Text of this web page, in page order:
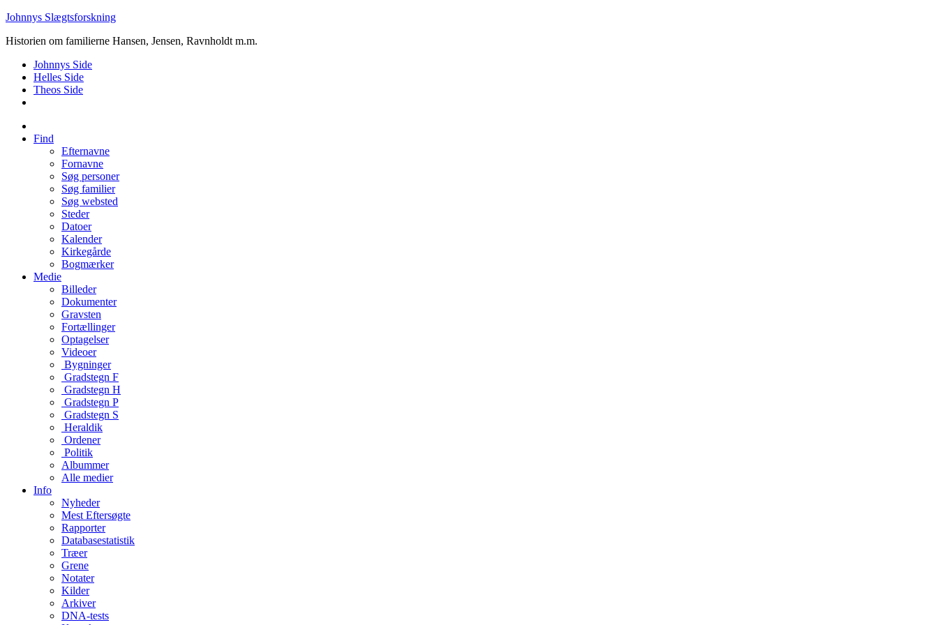
Johnnys Slægtsforskning
Historien om familierne Hansen, Jensen, Ravnholdt m.m.
Johnnys Side
Helles Side
Theos Side
Find
Efternavne
Fornavne
Søg personer
Søg familier
Søg websted
Steder
Datoer
Kalender
Kirkegårde
Bogmærker
Medie
Billeder
Dokumenter
Gravsten
Fortællinger
Optagelser
Videoer
Bygninger
Gradstegn F
Gradstegn H
Gradstegn P
Gradstegn S
Heraldik
Ordener
Politik
Albummer
Alle medier
Info
Nyheder
Mest Eftersøgte
Rapporter
Databasestatistik
Træer
Grene
Notater
Kilder
Arkiver
DNA-tests